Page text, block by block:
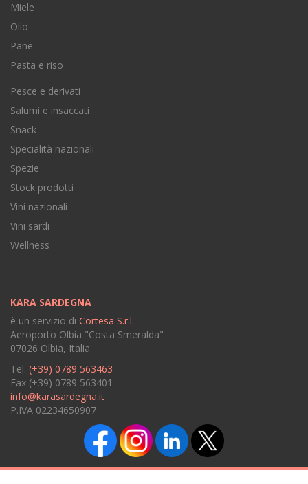
Miele
Olio
Pane
Pasta e riso
Pesce e derivati
Salumi e insaccati
Snack
Specialità nazionali
Spezie
Stock prodotti
Vini nazionali
Vini sardi
Wellness
KARA SARDEGNA
è un servizio di Cortesa S.r.l.
Aeroporto Olbia "Costa Smeralda"
07026 Olbia, Italia
Tel. (+39) 0789 563463
Fax (+39) 0789 563401
info@karasardegna.it
P.IVA 02234650907